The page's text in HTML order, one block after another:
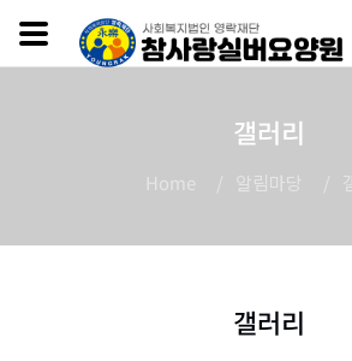
갤러리
Home 알림마당
갤러리